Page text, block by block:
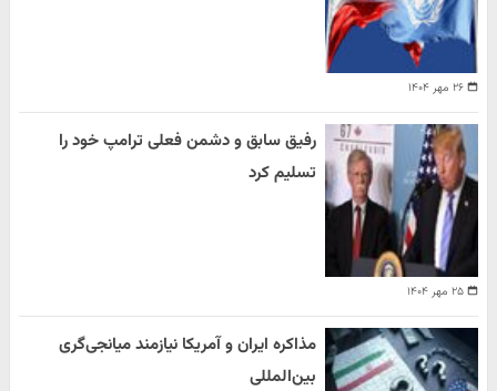
۲۶ مهر ۱۴۰۴
۲۵ مهر ۱۴۰۴
رفیق سابق و دشمن فعلی ترامپ خود را
تسلیم کرد
مذاکره ایران و آمریکا نیازمند میانجی‌گری
بین‌المللی